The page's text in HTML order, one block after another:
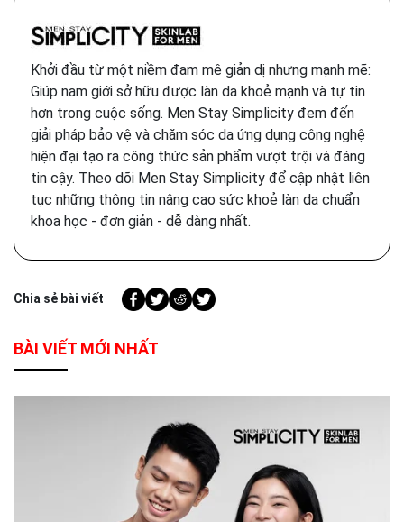
Khởi đầu từ một niềm đam mê giản dị nhưng mạnh mẽ:
Giúp nam giới sở hữu được làn da khoẻ mạnh và tự tin
hơn trong cuộc sống. Men Stay Simplicity đem đến
giải pháp bảo vệ và chăm sóc da ứng dụng công nghệ
hiện đại tạo ra công thức sản phẩm vượt trội và đáng
tin cậy. Theo dõi Men Stay Simplicity để cập nhật liên
tục những thông tin nâng cao sức khoẻ làn da chuẩn
khoa học - đơn giản - dễ dàng nhất.
Chia sẻ bài viết
BÀI VIẾT MỚI NHẤT